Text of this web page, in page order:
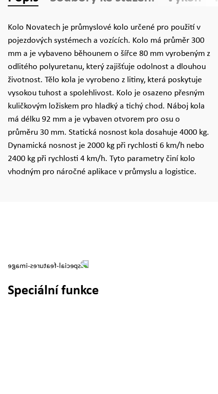
Kolo Novatech je průmyslové kolo určené pro použití v
pojezdových systémech a vozících. Kolo má průměr 300
mm a je vybaveno běhounem o šířce 80 mm vyrobeným z
odlitého polyuretanu, který zajišťuje odolnost a dlouhou
životnost. Tělo kola je vyrobeno z litiny, která poskytuje
vysokou tuhost a spolehlivost. Kolo je osazeno přesným
kuličkovým ložiskem pro hladký a tichý chod. Náboj kola
má délku 92 mm a je vybaven otvorem pro osu o
průměru 30 mm. Statická nosnost kola dosahuje 4000 kg.
Dynamická nosnost je 2000 kg při rychlosti 6 km/h nebo
2400 kg při rychlosti 4 km/h. Tyto parametry činí kolo
vhodným pro náročné aplikace v průmyslu a logistice.
Speciální funkce